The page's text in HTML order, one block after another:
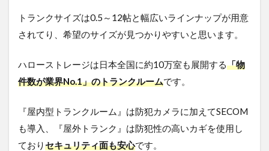
トランクサイズは0.5～12帖と幅広いラインナップが用意
されてり、希望のサイズが見つかりやすいと思います。
ハローストレージは日本全国に約10万室も展開する「物
件数が業界No.1」のトランクルームです。
『屋内型トランクルーム』は防犯カメラに加えてSECOM
も導入、『屋外トランク』は防犯性の高いカギを使用し
ておりセキュリティ面も安心です。